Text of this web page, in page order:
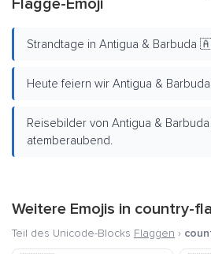
Flagge-Emoji
Strandtage in Antigua & Barbuda
Heute feiern wir Antigua &
Reisebilder von Antigua &
atemberaubend.
Weitere Emojis in country-
Teil des Unicode-Blocks Flaggen ›